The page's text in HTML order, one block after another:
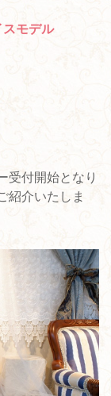
スモデル
受付開始となり
紹介いたしま